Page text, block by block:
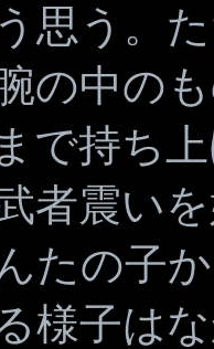
思う。
の中の
で持ち
者震い
んたの子
様子は